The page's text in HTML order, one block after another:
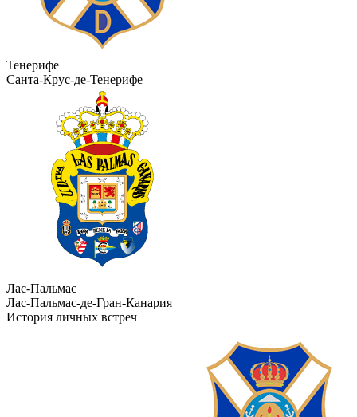
Тенерифе
Санта-Крус-де-Тенерифе
Лас-Пальмас
Лас-Пальмас-де-Гран-Канария
История личных встреч